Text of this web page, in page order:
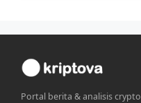
Portal berita & analisis